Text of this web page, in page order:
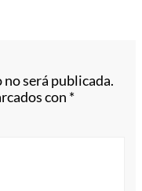
será publicada.
con *